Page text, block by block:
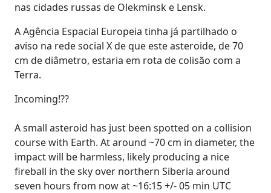
nas cidades russas de Olekminsk e Lensk.
A Agência Espacial Europeia tinha já partilhado o
aviso na rede social X de que este asteroide, de 70
cm de diâmetro, estaria em rota de colisão com a
Terra.
Incoming!??
A small asteroid has just been spotted on a collision
course with Earth. At around ~70 cm in diameter, the
impact will be harmless, likely producing a nice
fireball in the sky over northern Siberia around
seven hours from now at ~16:15 +/- 05 min UTC